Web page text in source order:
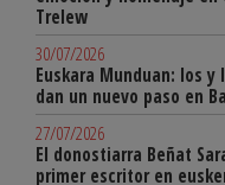
Trelew
30/07/2026
Euskara Munduan: los
dan un nuevo paso en
27/07/2026
El donostiarra Beñat
primer escritor en